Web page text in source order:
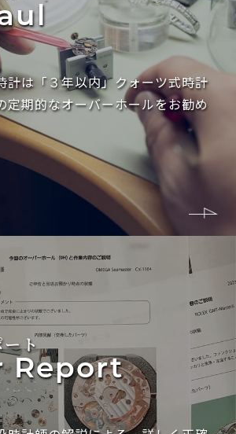
計は「３年以内」クォーツ式時計
定期的なオーバーホールをお勧め
ート
Report